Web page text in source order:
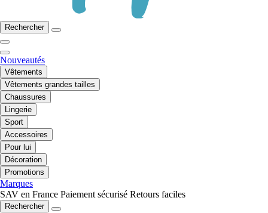
Rechercher
Nouveautés
Vêtements
Vêtements grandes tailles
Chaussures
Lingerie
Sport
Accessoires
Pour lui
Décoration
Promotions
Marques
SAV en France Paiement sécurisé Retours faciles
Rechercher